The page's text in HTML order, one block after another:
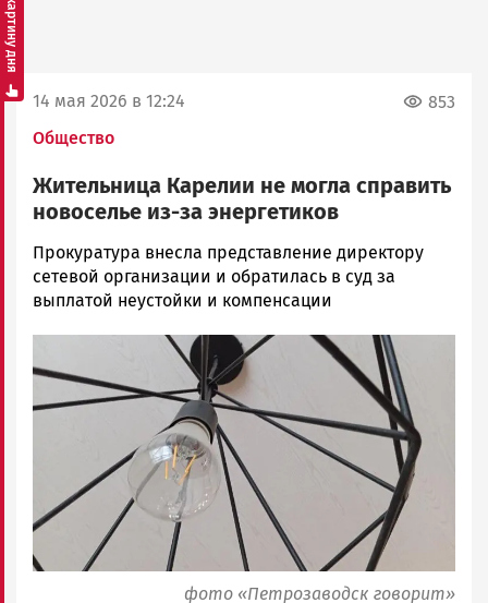
14 мая 2026 в 12:24
Общество
853
Жительница Карелии не могла справить
новоселье из-за энергетиков
Корректор
Новости
Петрозаводска
|
Петрозаводск
Прокуратура внесла представление директору
сетевой организации и обратилась в суд за
выплатой неустойки и компенсации
фото «Петрозаводск говорит»